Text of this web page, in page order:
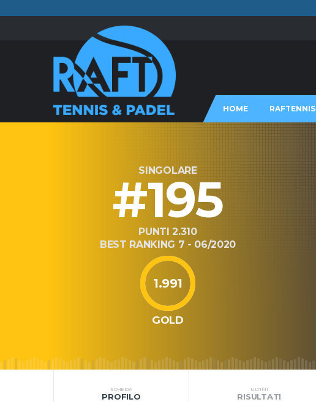
HOME RAFTENNIS
SINGOLARE
#195
PUNTI 2.310
BEST RANKING 7 - 06/2020
1.991
GOLD
SCHEDA
PROFILO
ULTIMI
RISULTATI